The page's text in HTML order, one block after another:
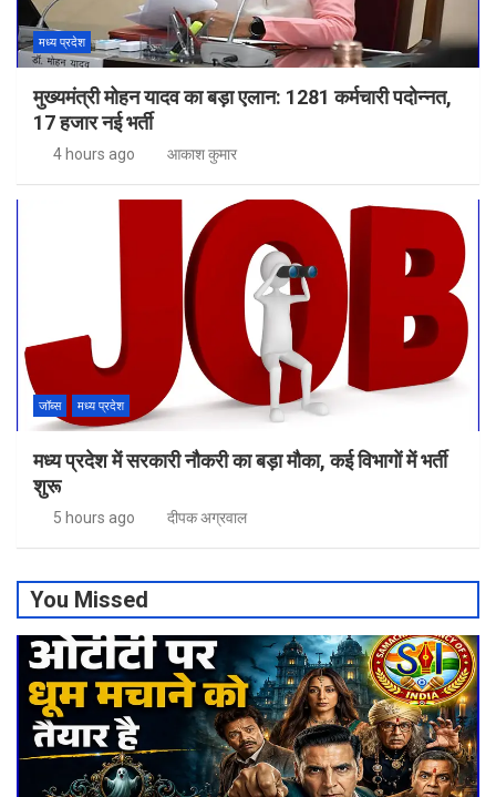
मध्य प्रदेश
मुख्यमंत्री मोहन यादव का बड़ा एलान: 1281 कर्मचारी पदोन्नत,
17 हजार नई भर्ती
4 hours ago आकाश कुमार
जॉब्स मध्य प्रदेश
मध्य प्रदेश में सरकारी नौकरी का बड़ा मौका, कई विभागों में भर्ती
शुरू
5 hours ago दीपक अग्रवाल
You Missed